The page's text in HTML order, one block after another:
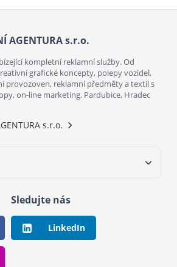
AGENTURA s.r.o.
kompletní reklamní služby. Od
grafické koncepty, polepy vozidel,
provozoven, reklamní předměty a textil s
on-line marketing. Pardubice, Hradec
s.r.o.
Sledujte nás
LinkedIn